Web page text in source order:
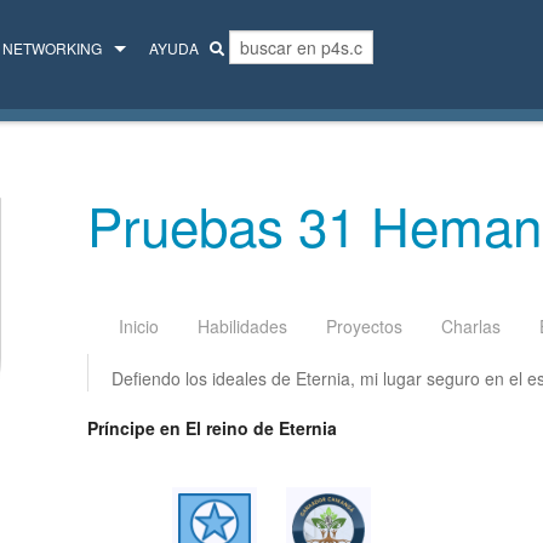
NETWORKING AYUDA
Pruebas 31 Heman
Inicio Habilidades Proyectos Charlas
Defiendo los ideales de Eternia, mi lugar seguro en el
Príncipe en El reino de Eternia